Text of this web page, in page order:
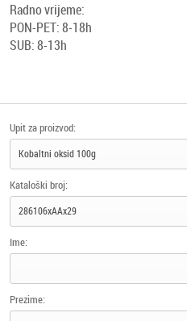
Radno vrijeme:
PON-PET: 8-18h
SUB: 8-13h
Upit za proizvod:
Kataloški broj:
Ime:
Prezime: